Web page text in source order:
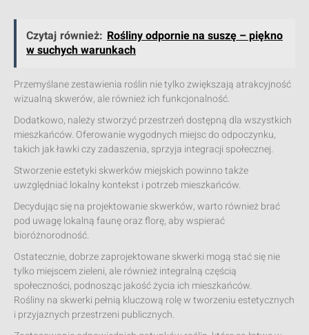
Czytaj również: Rośliny odpornie na suszę – piękno
w suchych warunkach
Przemyślane zestawienia roślin nie tylko zwiększają atrakcyjność
wizualną skwerów, ale również ich funkcjonalność.
Dodatkowo, należy stworzyć przestrzeń dostępną dla wszystkich
mieszkańców. Oferowanie wygodnych miejsc do odpoczynku,
takich jak ławki czy zadaszenia, sprzyja integracji społecznej.
Stworzenie estetyki skwerków miejskich powinno także
uwzględniać lokalny kontekst i potrzeb mieszkańców.
Decydując się na projektowanie skwerków, warto również brać
pod uwagę lokalną faunę oraz florę, aby wspierać
bioróżnorodność.
Ostatecznie, dobrze zaprojektowane skwerki mogą stać się nie
tylko miejscem zieleni, ale również integralną częścią
społeczności, podnosząc jakość życia ich mieszkańców.
Rośliny na skwerki pełnią kluczową rolę w tworzeniu estetycznych
i przyjaznych przestrzeni publicznych.